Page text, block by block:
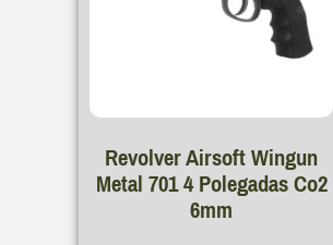
Revolver Airsoft Wingun
Metal 701 4 Polegadas Co2
6mm